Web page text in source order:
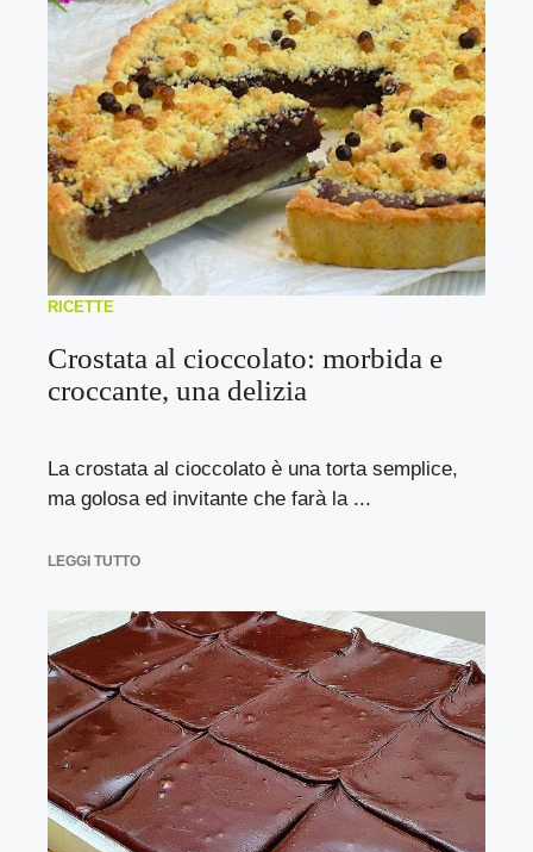
RICETTE
Crostata al cioccolato: morbida e
croccante, una delizia
La crostata al cioccolato è una torta semplice,
ma golosa ed invitante che farà la ...
LEGGI TUTTO